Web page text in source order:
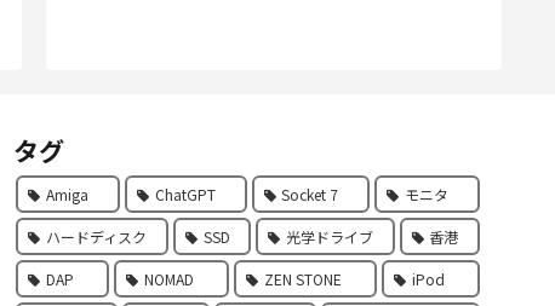
タグ
Amiga ChatGPT Socket 7 モニタ
ハードディスク SSD 光学ドライブ 香港
DAP NOMAD ZEN STONE iPod